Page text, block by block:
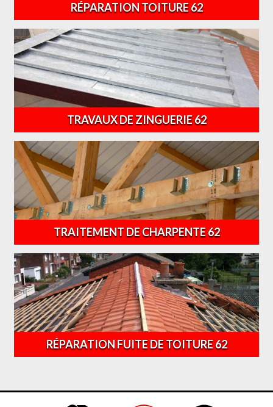
RÉPARATION TOITURE 62
TRAVAUX DE ZINGUERIE 62
TRAITEMENT DE CHARPENTE 62
RÉPARATION FUITE DE TOITURE 62